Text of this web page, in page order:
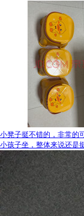
小凳子挺不错的，非常的
小孩子坐，整体来说还是